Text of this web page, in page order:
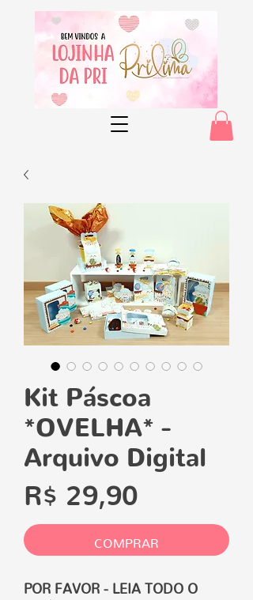
Kit Páscoa
*OVELHA* -
Arquivo Digital
R$ 29,90
COMPRAR
POR FAVOR - LEIA TODO O